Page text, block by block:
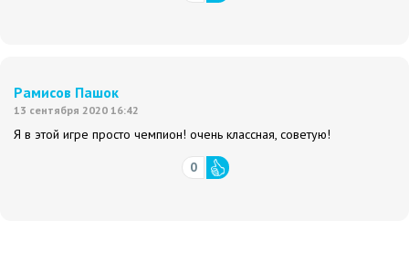
Рамисов Пашок
13 сентября 2020 16:42
Я в этой игре просто чемпион! очень классная, советую!
0